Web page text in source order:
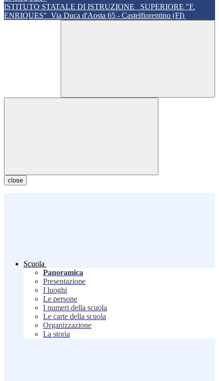
ISTITUTO STATALE DI ISTRUZIONE
SUPERIORE "F.
ENRIQUES" Via Duca d'Aosta 65 - Castelfiorentino (FI)
close
Scuola
Panoramica
Presentazione
I luoghi
Le persone
I numeri della scuola
Le carte della scuola
Organizzazione
La storia